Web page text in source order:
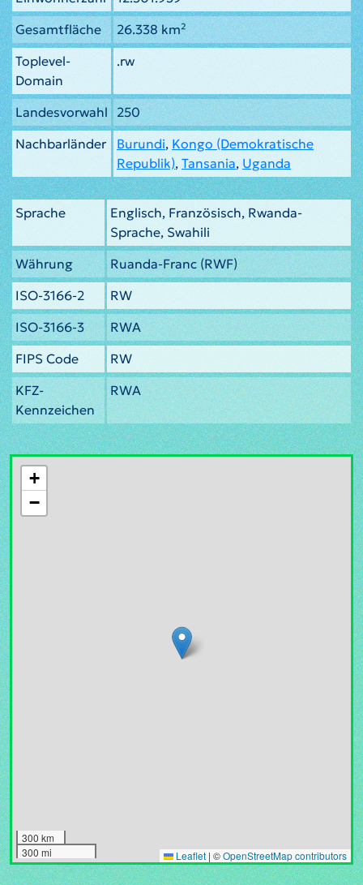
Gesamtfläche
26.338 km²
Toplevel-
Domain
.rw
Landesvorwahl 250
Nachbarländer
Burundi, Kongo (Demokratische
Republik), Tansania, Uganda
Sprache
Englisch, Französisch, Rwanda-
Sprache, Swahili
Währung
Ruanda-Franc (RWF)
ISO-3166-2
RW
ISO-3166-3
RWA
FIPS Code
RW
KFZ-
Kennzeichen
RWA
+
−
300 km
300 mi
Leaflet | ©OpenStreetMap contributors